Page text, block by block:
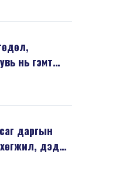
гэмт
байв
даргын
дэд